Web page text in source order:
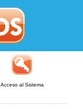
Acceso al Sistema